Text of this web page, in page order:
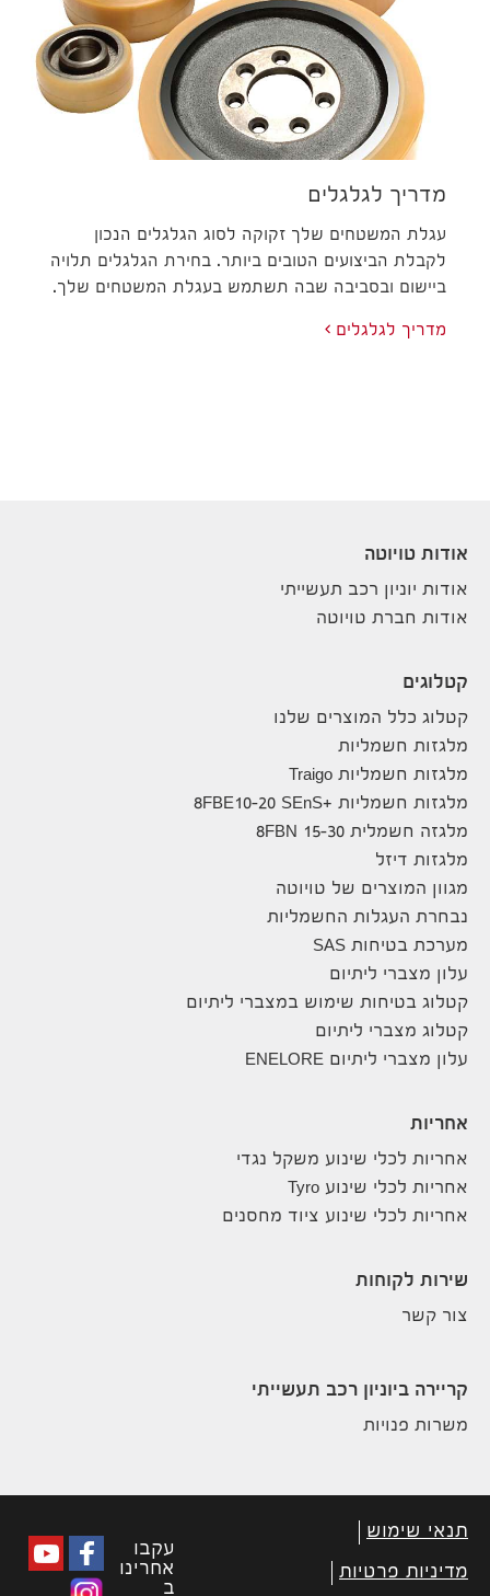
מדריך לגלגלים
עגלת המשטחים שלך זקוקה לסוג הגלגלים הנכון
לקבלת הביצועים הטובים ביותר. בחירת הגלגלים תלויה
ביישום ובסביבה שבה תשתמש בעגלת המשטחים שלך.
מדריך לגלגלים
אודות טויוטה
אודות יוניון רכב תעשייתי
אודות חברת טויוטה
קטלוגים
קטלוג כלל המוצרים שלנו
מלגזות חשמליות
מלגזות חשמליות Traigo
מלגזות חשמליות +8FBE10-20 SEnS
מלגזה חשמלית 8FBN 15-30
מלגזות דיזל
מגוון המוצרים של טויוטה
נבחרת העגלות החשמליות
מערכת בטיחות SAS
עלון מצברי ליתיום
קטלוג בטיחות שימוש במצברי ליתיום
קטלוג מצברי ליתיום
עלון מצברי ליתיום ENELORE
אחריות
אחריות לכלי שינוע משקל נגדי
אחריות לכלי שינוע Tyro
אחריות לכלי שינוע ציוד מחסנים
שירות לקוחות
צור קשר
קריירה ביוניון רכב תעשייתי
משרות פנויות
תנאי שימוש
מדיניות פרטיות
עקבו
אחרינו
ב